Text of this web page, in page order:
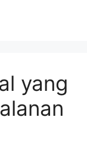
yang